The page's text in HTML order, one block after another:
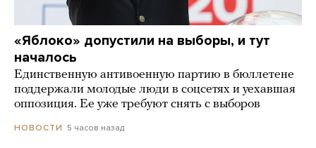
«Яблоко» допустили на выборы, и тут
началось
Единственную антивоенную партию в бюллетене
поддержали молодые люди в соцсетях и уехавшая
оппозиция. Ее уже требуют снять с выборов
НОВОСТИ 5 часов назад